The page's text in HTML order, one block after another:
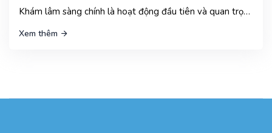
Khám lâm sàng chính là hoạt động đầu tiên và quan trọng bậc nhất trong quy trình khám chữa bệnh cho một bệnh nhân.
Xem thêm